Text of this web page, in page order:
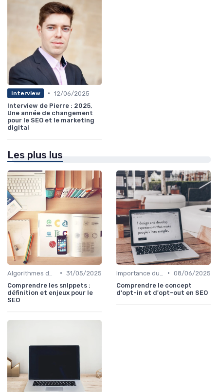
Interview • 12/06/2025
Interview de Pierre : 2025,
Une année de changement
pour le SEO et le marketing
digital
Les plus lus
• 31/05/2025
Comprendre les snippets :
définition et enjeux pour le
SEO
• 08/06/2025
Comprendre le concept
d'opt-in et d'opt-out en SEO